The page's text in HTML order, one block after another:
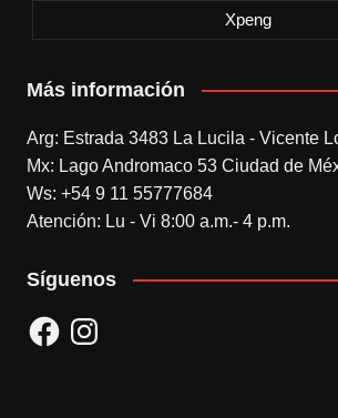
Xpeng
Más información
Arg: Estrada 3483 La Lucila - Vicente
Mx: Lago Andromaco 53 Ciudad de
Ws: +54 9 11 55777684
Atención: Lu - Vi 8:00 a.m.- 4 p.m.
Síguenos
FacebookInstagram